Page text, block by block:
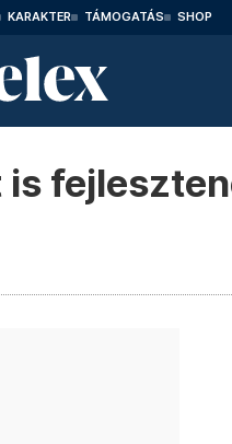
KARAKTER TÁMOGATÁS SHOP